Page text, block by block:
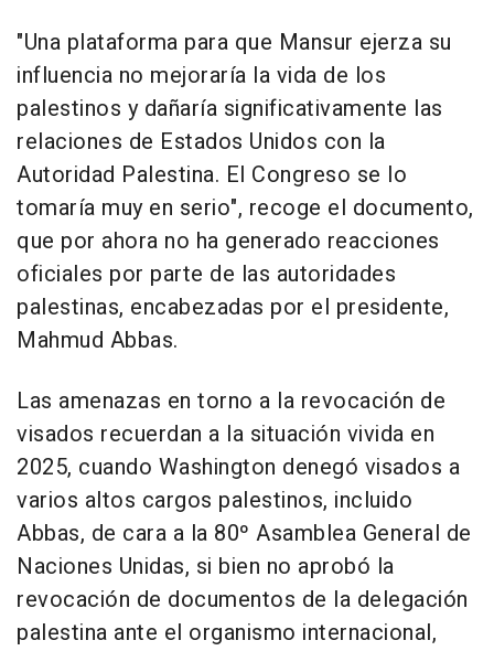
"Una plataforma para que Mansur ejerza su
influencia no mejoraría la vida de los
palestinos y dañaría significativamente las
relaciones de Estados Unidos con la
Autoridad Palestina. El Congreso se lo
tomaría muy en serio", recoge el documento,
que por ahora no ha generado reacciones
oficiales por parte de las autoridades
palestinas, encabezadas por el presidente,
Mahmud Abbas.
Las amenazas en torno a la revocación de
visados recuerdan a la situación vivida en
2025, cuando Washington denegó visados a
varios altos cargos palestinos, incluido
Abbas, de cara a la 80º Asamblea General de
Naciones Unidas, si bien no aprobó la
revocación de documentos de la delegación
palestina ante el organismo internacional,